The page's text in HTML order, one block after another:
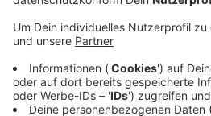
Anzeige
Wie die Kreispolizei
nun wegen Körperverletzung